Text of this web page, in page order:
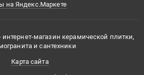
на Яндекс.Маркете
магазин керамической плитки,
и сантехники
Карта сайта